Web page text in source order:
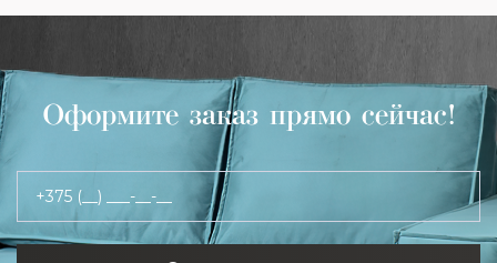
Оформите заказ прямо сейчас!
+375 (__) ___-__-__